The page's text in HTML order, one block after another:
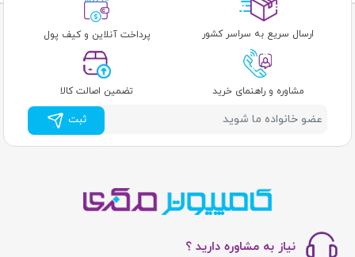
ارسال سریع به سراسر کشور پرداخت آنلاین و کیف پول
مشاوره و راهنمای خرید تضمین اصالت کالا
ثبت
نیاز به مشاوره دارید ؟